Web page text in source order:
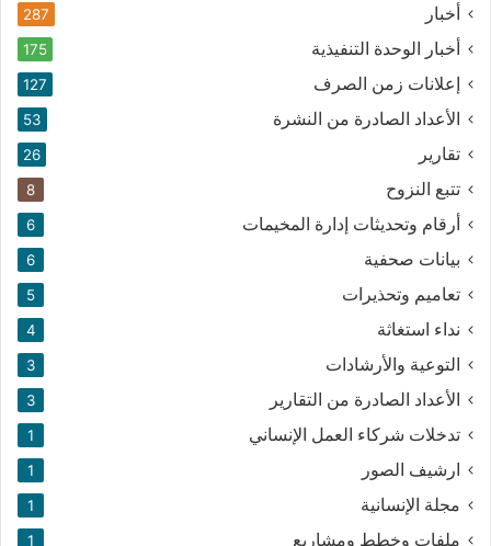
أخبار 287
أخبار الوحدة التنفيذية 175
إعلانات زمن الصرف 127
الأعداد الصادرة من النشرة 53
تقارير 26
تتبع النزوح 8
أرقام وتحديثات إدارة المخيمات 6
بيانات صحفية 6
تعاميم وتحذيرات 5
نداء استغاثة 4
التوعية والأرشادات 3
الأعداد الصادرة من التقارير 3
تدخلات شركاء العمل الإنساني 1
ارشيف الصور 1
مجلة الإنسانية 1
ملفات وخطط ومشاريع 1